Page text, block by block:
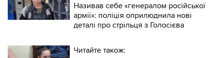
Називав себе «генералом російської
армії»: поліція оприлюднила нові
деталі про стрільця з Голосієва
Читайте також: